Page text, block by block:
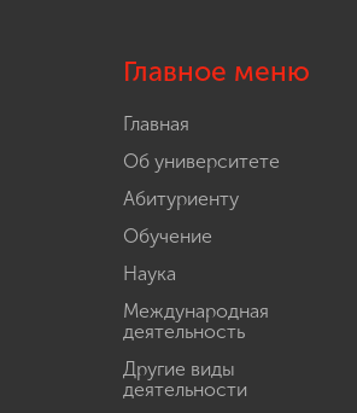
Главное меню
Главная
Об университете
Абитуриенту
Обучение
Наука
Международная
деятельность
Другие виды
деятельности